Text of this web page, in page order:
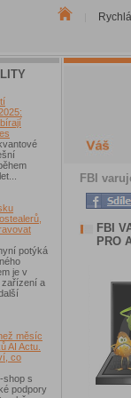
potýká
je v
zařízení a
měsíc
AI Actu.
co
shop s
podpory
FBI
FBI
PRO